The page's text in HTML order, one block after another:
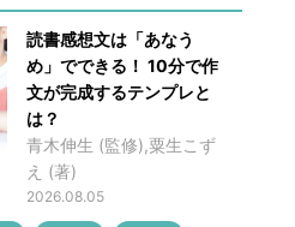
読書感想文は「あなう
め」でできる！ 10分で作
文が完成するテンプレと
は？
青木伸生 (監修),粟生こず
え (著)
2026.08.05